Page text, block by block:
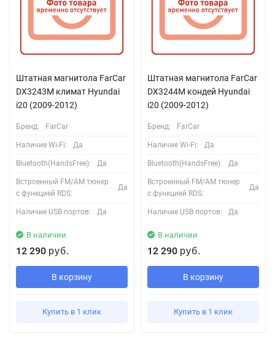
Штатная магнитола FarCar
DX3243M климат Hyundai
i20 (2009-2012)
Бренд: FarCar
Наличие Wi-Fi: Да
Bluetooth(HandsFree): Да
Встроенный FM/AM тюнер
с функцией RDS:
Да
Наличие USB портов: Да
В наличии
12 290 руб.
В корзину
Купить в 1 клик
Штатная магнитола FarCar
DX3244M кондей Hyundai
i20 (2009-2012)
Бренд: FarCar
Наличие Wi-Fi: Да
Bluetooth(HandsFree): Да
Встроенный FM/AM тюнер
с функцией RDS:
Да
Наличие USB портов: Да
В наличии
12 290 руб.
В корзину
Купить в 1 клик